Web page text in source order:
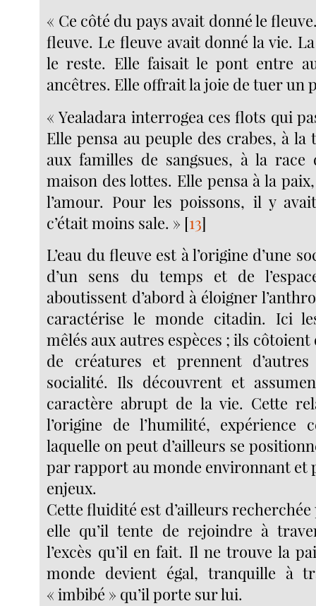
« Ce côté du pays avait donné le
fleuve. Le fleuve avait donné la vie.
le reste. Elle faisait le pont entre
ancêtres. Elle offrait la joie de tuer un
« Yealadara interrogea ces flots qui
Elle pensa au peuple des crabes, à
aux familles de sangsues, à la race
maison des lottes. Elle pensa à la
l’amour. Pour les poissons, il y
c’était moins sale. » [13]
L’eau du fleuve est à l’origine d’une
d’un sens du temps et de
aboutissent d’abord à éloigner
caractérise le monde citadin. Ici
mêlés aux autres espèces ; ils côtoient
de créatures et prennent
socialité. Ils découvrent et
caractère abrupt de la vie. Cette
l’origine de l’humilité, expérience
laquelle on peut d’ailleurs se
par rapport au monde environnant et
enjeux.
Cette fluidité est d’ailleurs recherchée
elle qu’il tente de rejoindre à
l’excès qu’il en fait. Il ne trouve la
monde devient égal, tranquille à
« imbibé » qu’il porte sur lui.